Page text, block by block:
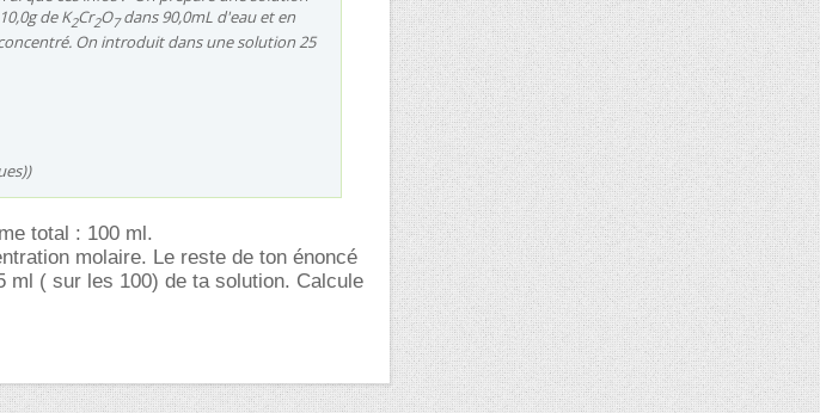
de K2Cr2O7dans 90,0mL d'eau et en
On introduit dans une solution 25
total : 100 ml.
molaire. Le reste de ton énoncé
ml ( sur les 100) de ta solution. Calcule